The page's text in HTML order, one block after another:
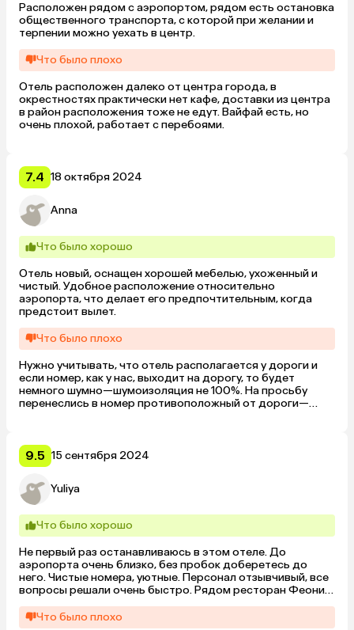
Расположен рядом с аэропортом, рядом есть остановка
общественного транспорта, с которой при желании и
терпении можно уехать в центр.
Что было плохо
Отель расположен далеко от центра города, в
окрестностях практически нет кафе, доставки из центра
в район расположения тоже не едут. Вайфай есть, но
очень плохой, работает с перебоями.
7.4 18 октября 2024
Anna
Что было хорошо
Отель новый, оснащен хорошей мебелью, ухоженный и
чистый. Удобное расположение относительно
аэропорта, что делает его предпочтительным, когда
предстоит вылет.
Что было плохо
Нужно учитывать, что отель располагается у дороги и
если номер, как у нас, выходит на дорогу, то будет
немного шумно—шумоизоляция не 100%. На просьбу
перенеслись в номер противоположный от дороги—
уровне головы.
Также существенный минус-это завтрак. На одну
персону 600₽. Что входит в эту сумму: вареные яйца,
соски, хлеб, овощи, сыр, колбаса, каша, сладкий йогурт,
выпечка.
Расстроило согласованность персонала между собой.
Несмотря на заранее оплаченный завтрак, в ресторане
информации сотрудника ресепшена, не оплачен.
9.5 15 сентября 2024
Yuliya
Что было хорошо
Не первый раз останавливаюсь в этом отеле. До
аэропорта очень близко, без пробок доберетесь до
него. Чистые номера, уютные. Персонал отзывчивый, все
вопросы решали очень быстро. Рядом ресторан Феонит
Что было плохо